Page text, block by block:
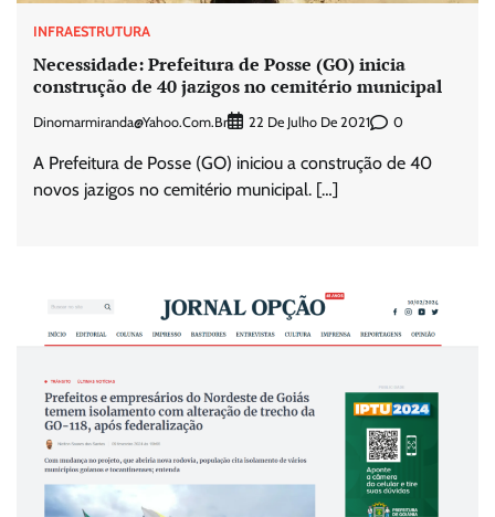
INFRAESTRUTURA
Necessidade: Prefeitura de Posse (GO) inicia
construção de 40 jazigos no cemitério municipal
Dinomarmiranda@yahoo.com.br 22 De Julho De 2021 0
A Prefeitura de Posse (GO) iniciou a construção de 40
novos jazigos no cemitério municipal. […]